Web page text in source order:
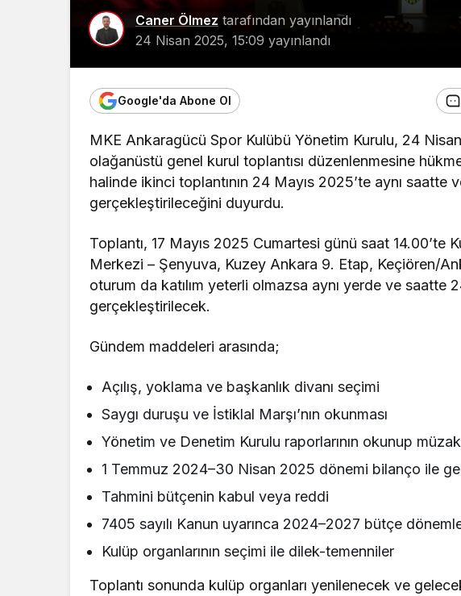
Caner Ölmez tarafından yayınlandı
24 Nisan 2025, 15:09 yayınlandı
Google'da Abone Ol
MKE Ankaragücü Spor Kulübü Yönetim Kurulu, 24
olağanüstü genel kurul toplantısı düzenlenmesine
halinde ikinci toplantının 24 Mayıs 2025’te aynı saatte
gerçekleştirileceğini duyurdu.
Toplantı, 17 Mayıs 2025 Cumartesi günü saat 14.00’te
Merkezi – Şenyuva, Kuzey Ankara 9. Etap, Keçiören/
oturum da katılım yeterli olmazsa aynı yerde ve saatte
gerçekleştirilecek.
Gündem maddeleri arasında;
Açılış, yoklama ve başkanlık divanı seçimi
Saygı duruşu ve İstiklal Marşı’nın okunması
Yönetim ve Denetim Kurulu raporlarının okunup
1 Temmuz 2024–30 Nisan 2025 dönemi bilanço ile
Tahmini bütçenin kabul veya reddi
7405 sayılı Kanun uyarınca 2024–2027 bütçe
Kulüp organlarının seçimi ile dilek-temenniler
Toplantı sonunda kulüp organları yenilenecek ve